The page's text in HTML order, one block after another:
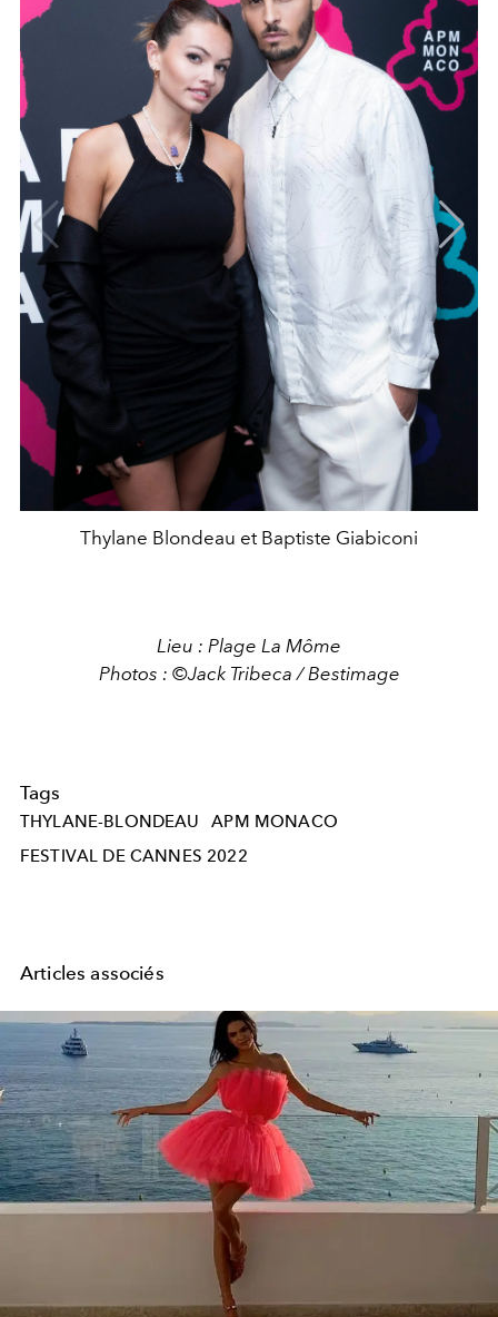
Thylane Blondeau et Baptiste Giabiconi
Lieu : Plage La Môme
Photos : ©Jack Tribeca / Bestimage
Tags
THYLANE-BLONDEAU
APM MONACO
FESTIVAL DE CANNES 2022
Articles associés